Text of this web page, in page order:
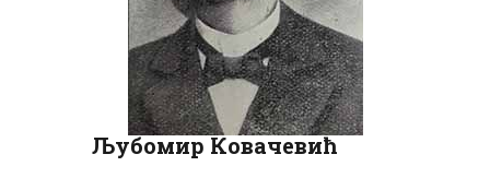
ЗАБОРАВА
АУТОРИ
АКТУЕЛНОСТИ
ЦЕНОВНИК
Љубомир Ковачевић